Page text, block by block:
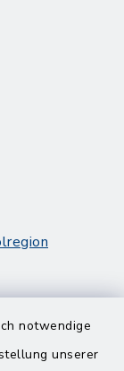
notwendige
unserer